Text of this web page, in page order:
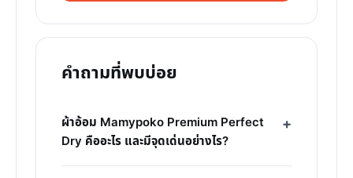
คำถามที่พบบ่อย
ผ้าอ้อม Mamypoko Premium Perfect
Dry คืออะไร และมีจุดเด่นอย่างไร?